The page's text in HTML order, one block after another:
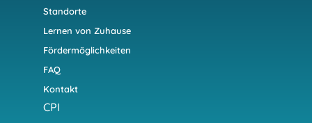
Standorte
Lernen von Zuhause
Fördermöglichkeiten
FAQ
Kontakt
CPI